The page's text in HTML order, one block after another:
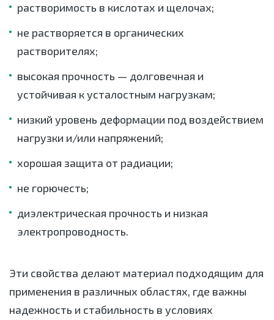
растворимость в кислотах и щелочах;
не растворяется в органических
растворителях;
высокая прочность — долговечная и
устойчивая к усталостным нагрузкам;
низкий уровень деформации под воздействием
нагрузки и/или напряжений;
хорошая защита от радиации;
не горючесть;
диэлектрическая прочность и низкая
электропроводность.
Эти свойства делают материал подходящим для
применения в различных областях, где важны
надежность и стабильность в условиях